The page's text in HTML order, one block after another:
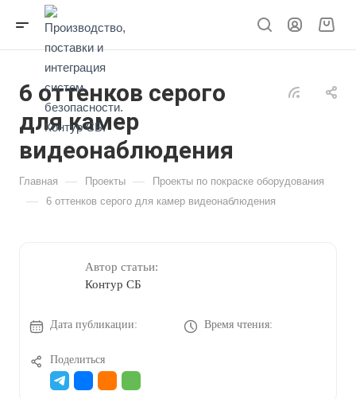
6 оттенков серого
для камер
видеонаблюдения
Главная — Проекты — Проекты по покраске оборудования
— 6 оттенков серого для камер видеонаблюдения
Автор статьи:
Контур СБ
Дата публикации: Время чтения:
Поделиться